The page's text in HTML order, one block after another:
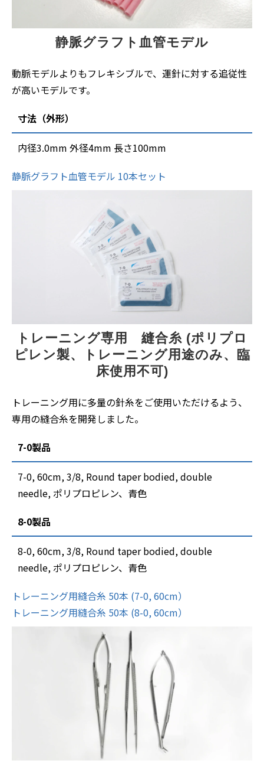
静脈グラフト血管モデル
動脈モデルよりもフレキシブルで、運針に対する追従性
が高いモデルです。
寸法（外形）
内径3.0mm 外径4mm 長さ100mm
静脈グラフト血管モデル 10本セット
トレーニング専用　縫合糸 (ポリプロ
ピレン製、トレーニング用途のみ、臨
床使用不可)
トレーニング用に多量の針糸をご使用いただけるよう、
専用の縫合糸を開発しました。
7-0製品
7-0, 60cm, 3/8, Round taper bodied, double
needle, ポリプロピレン、青色
8-0製品
8-0, 60cm, 3/8, Round taper bodied, double
needle, ポリプロピレン、青色
トレーニング用縫合糸 50本 (7-0, 60cm）
トレーニング用縫合糸 50本 (8-0, 60cm）